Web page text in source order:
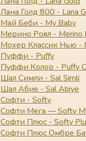
Лана Голд 800 - Lana
Май Беби - My Baby
Мерино Роял - Merino
Мохер Классик Нью -
Пуффи - Puffy
Пуффи Колор - Puffy
Шал Симли - Sal Simli
Шал Абие - Sal Abiye
Софти - Softy
Софти Мега — Softy
Софти Плюс - Softy
Софти Плюс Омбре